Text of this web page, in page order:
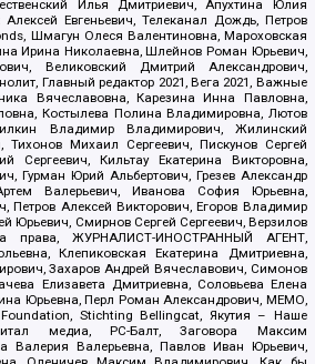
Илья Дмитриевич, Апухтина Юлия
Евгеньевич, Телеканал Дождь, Петров
Шмагун Олеся Валентиновна, Мароховская
Ирина Николаевна, Шлейнов Роман Юрьевич,
Великовский Дмитрий Александрович,
Главный редактор 2021, Вега 2021, Важные
Вячеславовна, Карезина Инна Павловна,
Костылева Полина Владимировна, Лютов
Владимир Владимирович, Жилинский
Тихонов Михаил Сергеевич, Пискунов Сергей
Сергеевич, Кильтау Екатерина Викторовна,
Гурман Юрий Альбертович, Грезев Александр
Валерьевич, Иванова София Юрьевна,
Петров Алексей Викторович, Егоров Владимир
Юрьевич, Смирнов Сергей Сергеевич, Верзилов
права, ЖУРНАЛИСТ-ИНОСТРАННЫЙ АГЕНТ,
Клепиковская Екатерина Дмитриевна,
Захаров Андрей Вячеславович, Симонов
Елизавета Дмитриевна, Соловьева Елена
Юрьевна, Перл Роман Александрович, МЕМО,
Stichting Bellingcat, Якутия – Наше
медиа, РС-Балт, Заговора Максим
Валерия Валерьевна, Павлов Иван Юрьевич,